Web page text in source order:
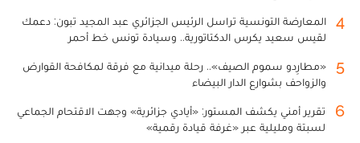
4
المعارضة التونسية تراسل الرئيس الجزائري عبد المجيد تبون: دعمك
لقيس سعيد يكرس الدكتاتورية.. وسيادة تونس خط أحمر
5
«مطارِدو سموم الصيف».. رحلة ميدانية مع فرقة لمكافحة القوارض
والزواحف بشوارع الدار البيضاء
6
تقرير أمني يكشف المستور: «أيادي جزائرية» وجهت الاقتحام الجماعي
لسبتة ومليلية عبر «غرفة قيادة رقمية»